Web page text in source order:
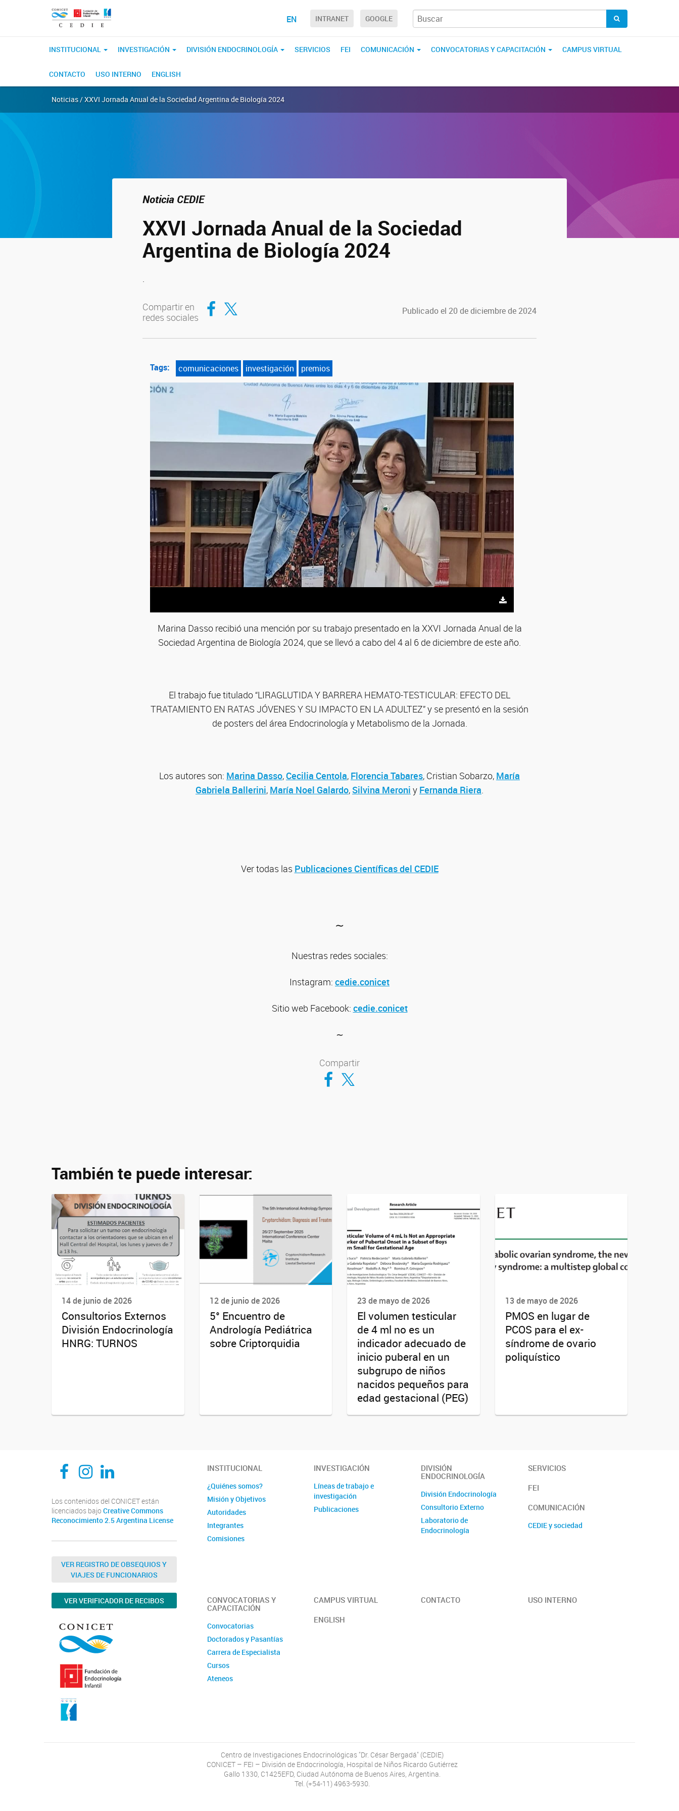
EN INTRANET GOOGLE
INSTITUCIONAL INVESTIGACIÓN DIVISIÓN ENDOCRINOLOGÍA SERVICIOS FEI COMUNICACIÓN CONVOCATORIAS Y CAPACITACIÓN CAMPUS VIRTUAL
CONTACTO USO INTERNO ENGLISH
Noticias / XXVI Jornada Anual de la Sociedad Argentina de Biología 2024
Noticia CEDIE
XXVI Jornada Anual de la Sociedad
Argentina de Biología 2024
.
Compartir en
redes sociales
Compartir en Facebook
Compartir en Twitter Publicado el 20 de diciembre de 2024
Tags: comunicaciones investigación premios
Marina Dasso recibió una mención por su trabajo presentado en la XXVI Jornada Anual de la
Sociedad Argentina de Biología 2024, que se llevó a cabo del 4 al 6 de diciembre de este año.
El trabajo fue titulado “LIRAGLUTIDA Y BARRERA HEMATO-TESTICULAR: EFECTO DEL
TRATAMIENTO EN RATAS JÓVENES Y SU IMPACTO EN LA ADULTEZ” y se presentó en la sesión
de posters del área Endocrinología y Metabolismo de la Jornada.
Los autores son: Marina Dasso, Cecilia Centola, Florencia Tabares, Cristian Sobarzo, María
Gabriela Ballerini, María Noel Galardo,Silvina Meroni y Fernanda Riera.
Ver todas las Publicaciones Científicas del CEDIE
∼
Nuestras redes sociales:
Instagram: cedie.conicet
Sitio web Facebook: cedie.conicet
∼
Compartir
Compartir en Facebook
Compartir en Twitter
También te puede interesar:
14 de junio de 2026
Consultorios Externos
División Endocrinología
HNRG: TURNOS
12 de junio de 2026
5° Encuentro de
Andrología Pediátrica
sobre Criptorquidia
23 de mayo de 2026
El volumen testicular
de 4 ml no es un
indicador adecuado de
inicio puberal en un
subgrupo de niños
nacidos pequeños para
edad gestacional (PEG)
13 de mayo de 2026
PMOS en lugar de
PCOS para el ex-
síndrome de ovario
poliquístico
CEDIE, Centro de Investigaciones Endocrinológicas Dr. César Bergadá
CEDIE, Centro de Investigaciones Endocrinológicas Dr. César Bergadá
CEDIE, Centro de Investigaciones Endocrinológicas Dr. César Bergadá
Los contenidos del CONICET están
licenciados bajo Creative Commons
Reconocimiento 2.5 Argentina License
VER REGISTRO DE OBSEQUIOS Y
VIAJES DE FUNCIONARIOS
VER VERIFICADOR DE RECIBOS
INSTITUCIONAL
¿Quiénes somos?
Misión y Objetivos
Autoridades
Integrantes
Comisiones
INVESTIGACIÓN
Líneas de trabajo e
investigación
Publicaciones
DIVISIÓN
ENDOCRINOLOGÍA
División Endocrinología
Consultorio Externo
Laboratorio de
Endocrinología
SERVICIOS
FEI
COMUNICACIÓN
CEDIE y sociedad
CONVOCATORIAS Y
CAPACITACIÓN
Convocatorias
Doctorados y Pasantías
Carrera de Especialista
Cursos
Ateneos
CAMPUS VIRTUAL CONTACTO
USO INTERNO
ENGLISH
Centro de Investigaciones Endocrinológicas "Dr. César Bergadá" (CEDIE)
CONICET – FEI – División de Endocrinología, Hospital de Niños Ricardo Gutiérrez
Gallo 1330, C1425EFD, Ciudad Autónoma de Buenos Aires, Argentina.
Tel. (+54-11) 4963-5930.